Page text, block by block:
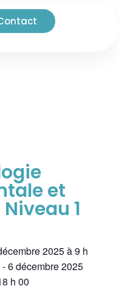
et
1
2025à9 h
-6 décembre 2025
h 00